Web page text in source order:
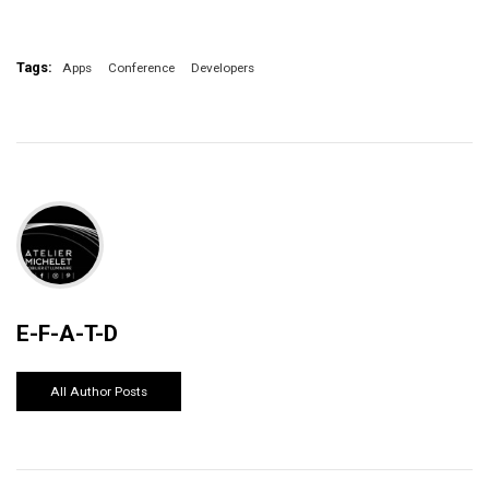
Tags: Apps Conference Developers
E-F-A-T-D
All Author Posts